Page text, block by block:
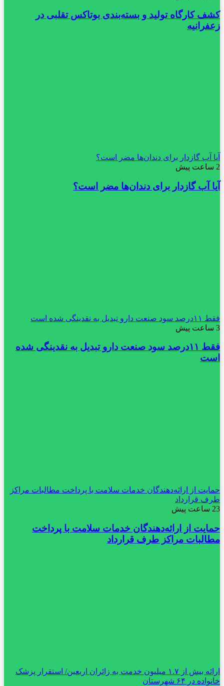
کشف کارگاه تولید و بسته‌بندی بوتاکس تقلبی در
زعفرانیه
آیا آب گازدار برای دندان‌ها مضر است؟
2 ساعت پیش
آیا آب گازدار برای دندان‌ها مضر است؟
فقط ۱۱‌درصد سود صنعت دارو تبدیل به نقدینگی شده است
3 ساعت پیش
فقط ۱۱‌درصد سود صنعت دارو تبدیل به نقدینگی شده
است
حمایت از ارائه‌دهندگان خدمات سلامت با پرداخت مطالبات مراکز
طرف قرارداد
23 ساعت پیش
حمایت از ارائه‌دهندگان خدمات سلامت با پرداخت
مطالبات مراکز طرف قرارداد
ارائه بیش از ۱.۷ میلیون خدمت به زائران اربعین/ استقرار پزشک
خانواده در ۶۴ شهرستان